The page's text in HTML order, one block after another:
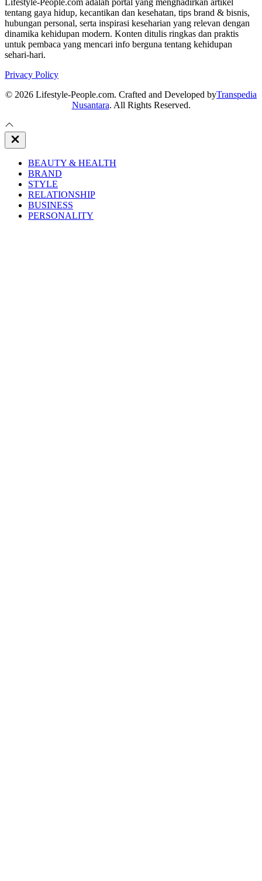
Lifestyle-People.com adalah portal yang menghadirkan artikel
tentang gaya hidup, kecantikan dan kesehatan, tips brand & bisnis,
hubungan personal, serta inspirasi keseharian yang relevan dengan
dinamika kehidupan modern. Konten ditulis ringkas dan praktis
untuk pembaca yang mencari info berguna tentang kehidupan
sehari-hari.
Privacy Policy
© 2026 Lifestyle-People.com. Crafted and Developed byTranspedia
Nusantara. All Rights Reserved.
Close
Off
BEAUTY & HEALTH
BRAND
STYLE
RELATIONSHIP
BUSINESS
PERSONALITY